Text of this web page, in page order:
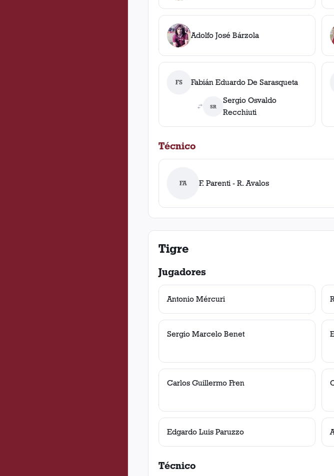
Adolfo José Bárzola
FS Fabián Eduardo De Sarasqueta
SR
Sergio Osvaldo
Recchiuti
Técnico
FA F. Parenti - R. Avalos
Tigre
Jugadores
Antonio Mércuri
Sergio Marcelo Benet
Carlos Guillermo Fren
Edgardo Luis Paruzzo
Técnico